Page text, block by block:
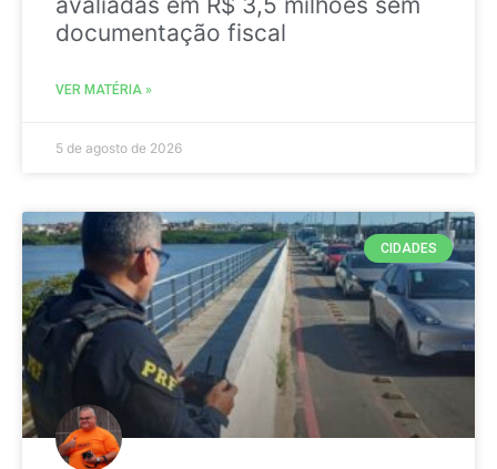
documentação fiscal
VER MATÉRIA »
5 de agosto de 2026
CIDADES